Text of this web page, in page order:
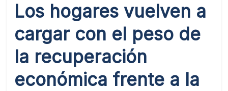
Los hogares vuelven a
cargar con el peso de
la recuperación
económica frente a la